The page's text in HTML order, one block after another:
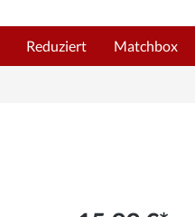
Reduziert Matchbox